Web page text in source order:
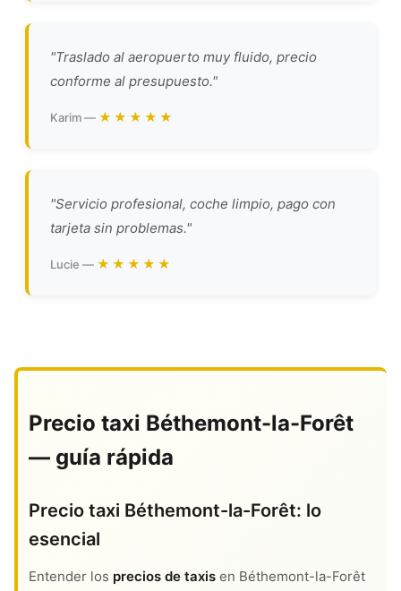
"Traslado al aeropuerto muy fluido, precio
conforme al presupuesto."
Karim — ★★★★★
"Servicio profesional, coche limpio, pago con
tarjeta sin problemas."
Lucie — ★★★★★
Precio taxi Béthemont-la-Forêt
— guía rápida
Precio taxi Béthemont-la-Forêt: lo
esencial
Entender los precios de taxis en Béthemont-la-Forêt